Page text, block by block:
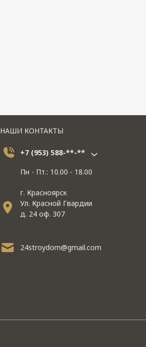
НАШИ КОНТАКТЫ
+7 (953) 588-**-**
Пн - Пт.: 10.00 - 18.00
г. Красноярск
Ул. Красной Гвардии
д. 24 оф. 307
24stroydom@gmail.com